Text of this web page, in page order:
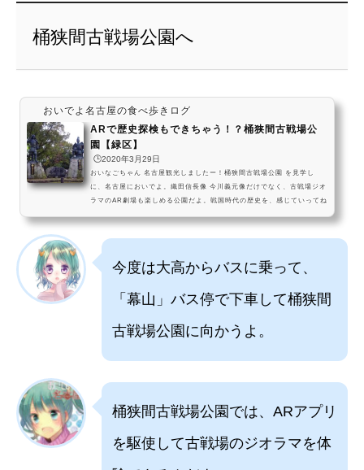
桶狭間古戦場公園へ
おいでよ名古屋の食べ歩きログ
ARで歴史探検もできちゃう！？桶狭間古戦場公
園【緑区】
🕒️2020年3月29日
おいなごちゃん 名古屋観光しましたー！桶狭間古戦場公園 を見学し
に、名古屋においでよ。織田信長像 今川義元像だけでなく、古戦場ジオ
ラマのAR劇場も楽しめる公園だよ。戦国時代の歴史を、感じていってね
田信長と今川義元の有名な合戦、桶狭間の戦いの舞台になった場所がこ
の辺りなんだよね。 所説あるんだけどね、でもこの公園では専用アプリ
を使ってARで桶狭間の戦いに至るまで...
今度は大高からバスに乗って、
「幕山」バス停で下車して桶狭間
古戦場公園に向かうよ。
桶狭間古戦場公園では、ARアプリ
を駆使して古戦場のジオラマを体